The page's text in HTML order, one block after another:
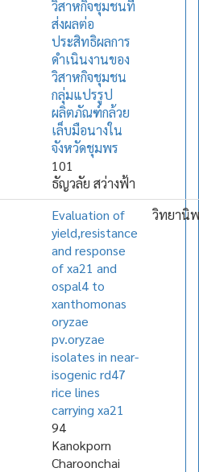
วิสาหกิจชุมชนที่
ส่งผลต่อ
ประสิทธิผลการ
ดำเนินงานของ
วิสาหกิจชุมชน
กลุ่มแปรรูป
ผลิตภัณฑ์กล้วย
เล็บมือนางใน
จังหวัดชุมพร
101
ธัญวลัย สว่างฟ้า
Evaluation of
yield,resistance
and response
of xa21 and
ospal4 to
xanthomonas
oryzae
pv.oryzae
isolates in near-
isogenic rd47
rice lines
carrying xa21
94
Kanokporn
Charoonchai
วิทยานิ